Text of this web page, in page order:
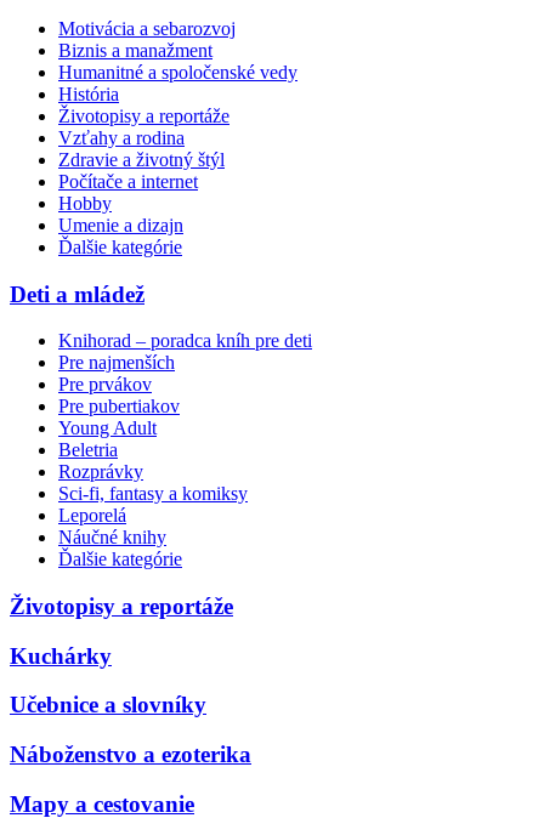
Motivácia a sebarozvoj
Biznis a manažment
Humanitné a spoločenské vedy
História
Životopisy a reportáže
Vzťahy a rodina
Zdravie a životný štýl
Počítače a internet
Hobby
Umenie a dizajn
Ďalšie kategórie
Deti a mládež
Knihorad – poradca kníh pre deti
Pre najmenších
Pre prvákov
Pre pubertiakov
Young Adult
Beletria
Rozprávky
Sci-fi, fantasy a komiksy
Leporelá
Náučné knihy
Ďalšie kategórie
Životopisy a reportáže
Kuchárky
Učebnice a slovníky
Náboženstvo a ezoterika
Mapy a cestovanie